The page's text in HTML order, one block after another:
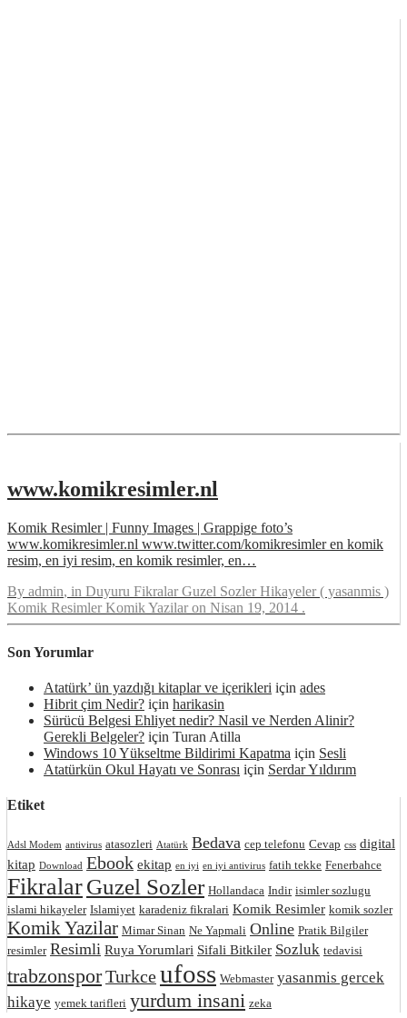
www.komikresimler.nl
Komik Resimler | Funny Images | Grappige foto’s
www.komikresimler.nl www.twitter.com/komikresimler en komik
resim, en iyi resim, en komik resimler, en…
By admin, in Duyuru Fikralar Guzel Sozler Hikayeler ( yasanmis )
Komik Resimler Komik Yazilar on Nisan 19, 2014 .
Son Yorumlar
Atatürk’ ün yazdığı kitaplar ve içerikleri için ades
Hibrit çim Nedir? için harikasin
Sürücü Belgesi Ehliyet nedir? Nasil ve Nerden Alinir?
Gerekli Belgeler? için Turan Atilla
Windows 10 Yükseltme Bildirimi Kapatma için Sesli
Atatürkün Okul Hayatı ve Sonrası için Serdar Yıldırım
Etiket
Adsl Modem antivirus atasozleri Atatürk Bedava cep telefonu Cevap css digital
kitap Download Ebook ekitap en iyi en iyi antivirus fatih tekke Fenerbahce
FikralarGuzel Sozler Hollandaca Indir isimler sozlugu
islami hikayeler Islamiyet karadeniz fikralari Komik Resimler komik sozler
Komik Yazilar Mimar Sinan Ne Yapmali Online Pratik Bilgiler
resimler Resimli Ruya Yorumlari Sifali Bitkiler Sozluk tedavisi
trabzonsporTurkceufoss Webmaster yasanmis gercek
hikaye yemek tarifleri yurdum insani zeka